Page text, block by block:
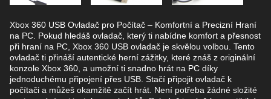
Xbox 360 USB Ovladač pro Počítač – Komfortní a Precizní Hraní
na PC. Pokud hledáš ovladač, který ti nabídne komfort a přesnost
při hraní na PC, Xbox 360 USB ovladač je skvělou volbou. Tento
ovladač ti přináší autentické herní zážitky, které znáš z originální
konzole Xbox 360, a umožní ti snadno hrát na PC díky
jednoduchému připojení přes USB. Stačí připojit ovladač k
počítači a můžeš okamžitě začít hrát. Není potřeba žádné složité